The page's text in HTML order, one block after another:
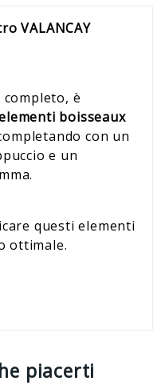
VALANCAY
è
boisseaux
con un
e un
questi elementi
ottimale.
piacerti